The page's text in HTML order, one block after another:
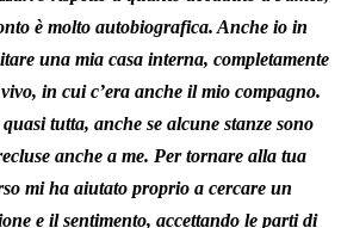
è molto autobiografica. Anche io in
una mia casa interna, completamente
in cui c’era anche il mio compagno.
tutta, anche se alcune stanze sono
anche a me. Per tornare alla tua
mi ha aiutato proprio a cercare un
e il sentimento, accettando le parti di